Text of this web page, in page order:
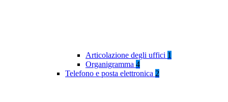
Articolazione degli uffici 1
Organigramma 4
Telefono e posta elettronica 2